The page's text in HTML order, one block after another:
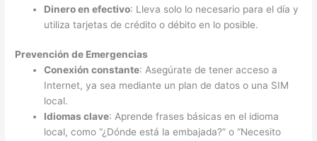
Dinero en efectivo: Lleva solo lo necesario para el día y
utiliza tarjetas de crédito o débito en lo posible.
Prevención de Emergencias
Conexión constante: Asegúrate de tener acceso a
Internet, ya sea mediante un plan de datos o una SIM
local.
Idiomas clave: Aprende frases básicas en el idioma
local, como “¿Dónde está la embajada?” o “Necesito